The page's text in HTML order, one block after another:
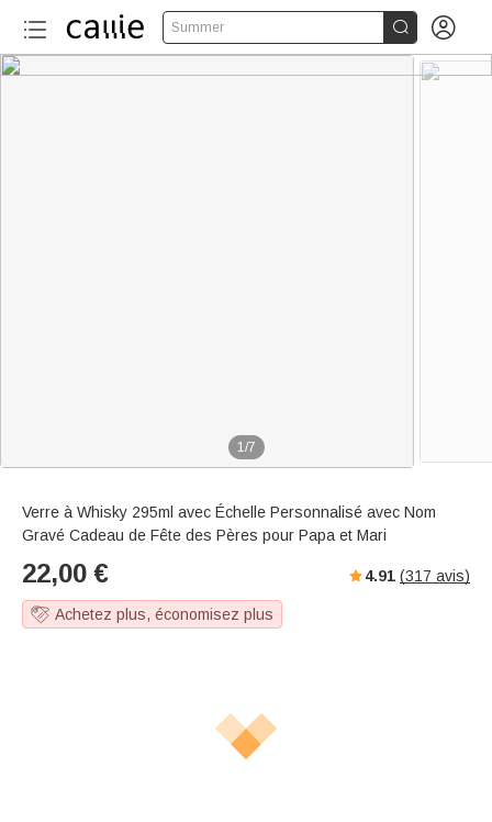
Summer  
1/7
Verre à Whisky 295ml avec Échelle Personnalisé avec Nom
Gravé Cadeau de Fête des Pères pour Papa et Mari
22,00 € 4.91 (317 avis)
Achetez plus, économisez plus